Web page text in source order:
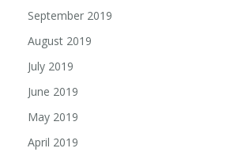
September 2019
August 2019
July 2019
June 2019
May 2019
April 2019